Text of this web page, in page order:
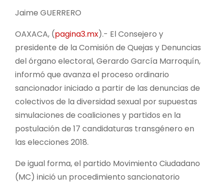
Jaime GUERRERO
OAXACA, (pagina3.mx).- El Consejero y
presidente de la Comisión de Quejas y Denuncias
del órgano electoral, Gerardo García Marroquín,
informó que avanza el proceso ordinario
sancionador iniciado a partir de las denuncias de
colectivos de la diversidad sexual por supuestas
simulaciones de coaliciones y partidos en la
postulación de 17 candidaturas transgénero en
las elecciones 2018.
De igual forma, el partido Movimiento Ciudadano
(MC) inició un procedimiento sancionatorio